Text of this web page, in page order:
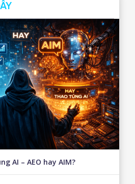
AI – AEO hay AIM?